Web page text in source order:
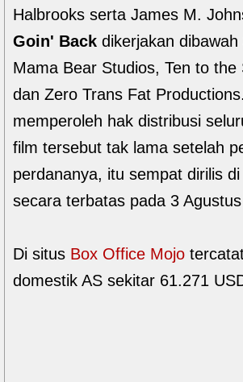
Halbrooks serta James M.
Goin' Back dikerjakan dibawah
Mama Bear Studios, Ten to the
dan Zero Trans Fat
memperoleh hak distribusi
film tersebut tak lama setelah
perdananya, itu sempat dirilis
secara terbatas pada 3
Di situs Box Office Mojo
domestik AS sekitar 61.271